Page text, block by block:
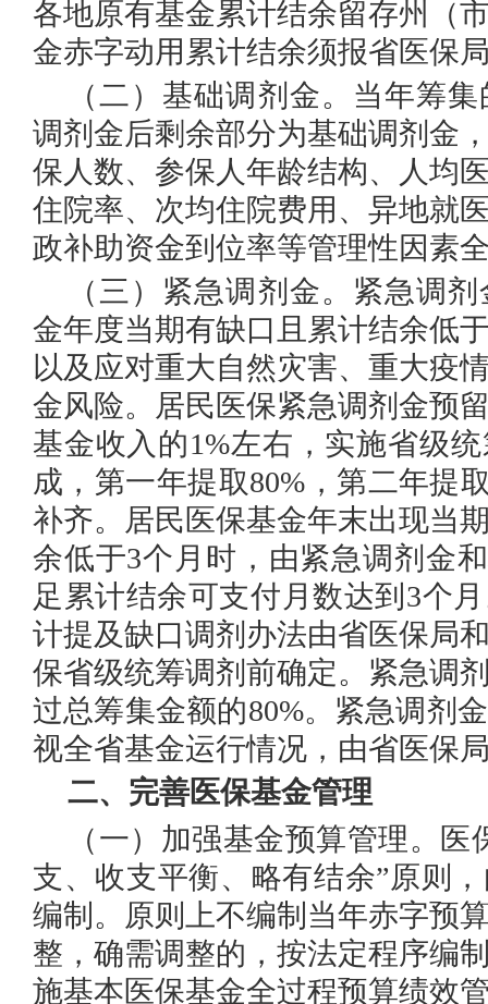
各地原有基金累计结余留存州（
金赤字动用累计结余须报省医保
（二）基础调剂金。 当年筹
调剂金后剩余部分为基础调剂金
保人数、参保人年龄结构、人均
住院率、次均住院费用、异地就
政补助资金到位率等管理性因素
（三）紧急调剂金。 紧急调
金年度当期有缺口且累计结余低
以及应对重大自然灾害、重大疫
金风险。居民医保紧急调剂金预
基金收入的1%左右，实施省级
成，第一年提取80%，第二年提
补齐。居民医保基金年末出现当
余低于3个月时，由紧急调剂金
足累计结余可支付月数达到3个
计提及缺口调剂办法由省医保局
保省级统筹调剂前确定。紧急调
过总筹集金额的80%。紧急调剂
视全省基金运行情况，由省医保
二、完善医保基金管理
（一）加强基金预算管理。
医
支、收支平衡、略有结余”原则
编制。原则上不编制当年赤字预
整，确需调整的，按法定程序编
施基本医保基金全过程预算绩效